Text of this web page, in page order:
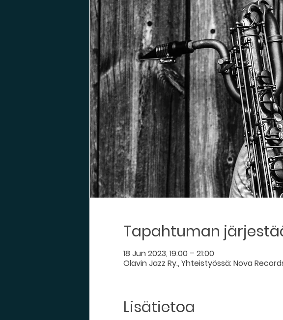
Tapahtuman
18 Jun 2023, 19:00 – 21:00
Olavin Jazz Ry., Yhteistyössä: Nova
Lisätietoa